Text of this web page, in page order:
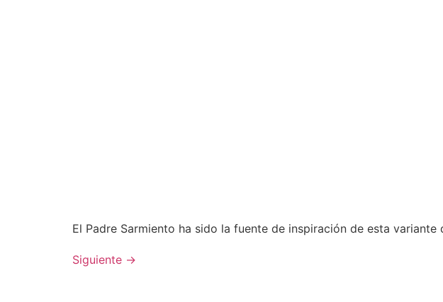
El Padre Sarmiento ha sido la fuente de inspiración de esta
Siguiente →